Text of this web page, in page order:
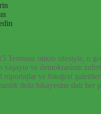
Temmuz mikro sitesiyle, o
yaşayın ve demokrasinin
röportajlar ve fotoğraf
dolu hikayesine dair her